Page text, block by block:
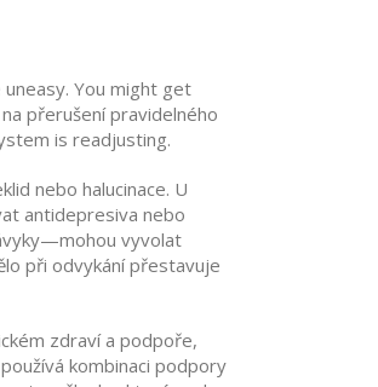
You might get
přerušení pravidelného
is readjusting.
nebo halucinace. U
antidepresiva nebo
vyvolat
při odvykání přestavuje
zdraví a podpoře,
kombinaci podpory